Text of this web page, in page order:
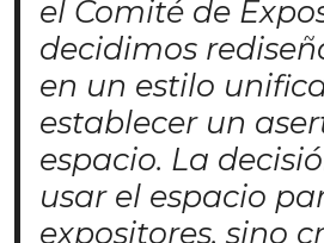
el Comité de
decidimos
en un estilo
establecer un
espacio. La
usar el espacio
expositores, sino